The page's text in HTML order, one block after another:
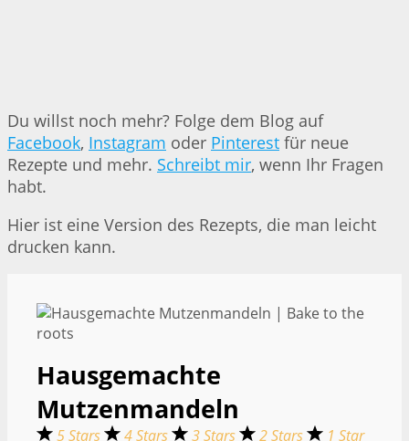
Du willst noch mehr? Folge dem Blog auf
Facebook, Instagram oder Pinterest für neue
Rezepte und mehr. Schreibt mir, wenn Ihr Fragen
habt.
Hier ist eine Version des Rezepts, die man leicht
drucken kann.
Hausgemachte
Mutzenmandeln
5 Stars 4 Stars 3 Stars 2 Stars 1 Star